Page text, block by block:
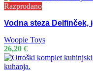
Razprodano
Vodna steza Delfinček,
Woopie Toys
26,20 €